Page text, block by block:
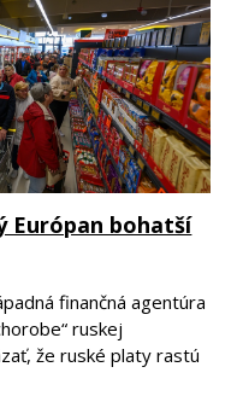
Európan bohatší
finančná agentúra
ruskej
že ruské platy rastú